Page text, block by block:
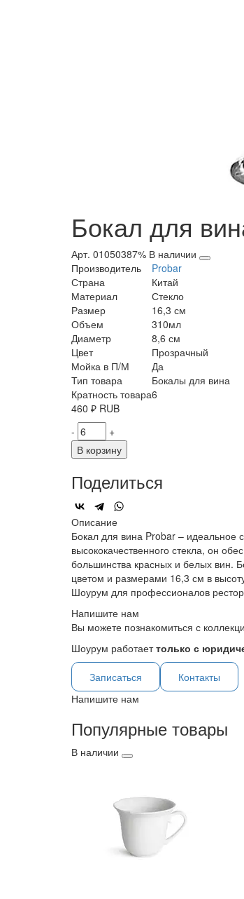
Бокал для
Арт. 01050387% В наличии
Производитель
Probar
Страна
Китай
Материал
Стекло
Размер
16,3 см
Объем
310мл
Диаметр
8,6 см
Цвет
Прозрачный
Мойка в П/М
Да
Тип товара
Бокалы для вина
Кратность товара6
460 ₽ RUB
-
+
В корзину
Поделиться
Описание
Бокал для вина Probar – идеальное
высококачественного стекла, он
большинства красных и белых вин.
цветом и размерами 16,3 см в
Шоурум для профессионалов
Напишите нам
Вы можете познакомиться с
Шоурум работаеттолько с
Записаться
Контакты
Напишите нам
Популярные товары
В наличии